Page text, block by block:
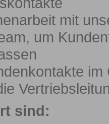
mit
um
sind: